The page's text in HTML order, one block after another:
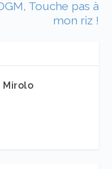
Touche pas à
mon riz !
Mirolo